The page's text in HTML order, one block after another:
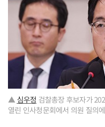
▲ 심우정 검찰총장 후보자가
열린 인사청문회에서 의원 질의